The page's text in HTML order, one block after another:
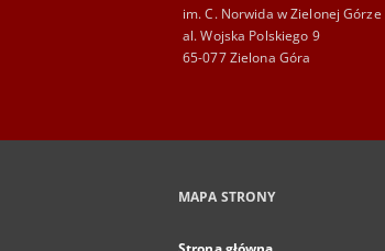
im. C. Norwida w Zielonej Górze
al. Wojska Polskiego 9
65-077 Zielona Góra
MAPA STRONY